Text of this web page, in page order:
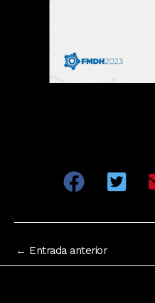
← Entrada anterior